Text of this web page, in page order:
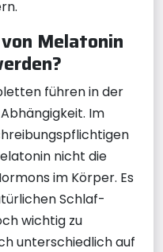
Melatonin
führen in der
Im
nicht die
im Körper. Es
Schlaf-
wichtig zu
unterschiedlich auf